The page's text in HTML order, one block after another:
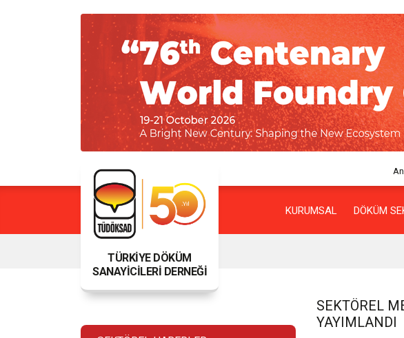
TÜRKİYE DÖKÜM
SANAYİCİLERİ DERNEĞİ
KURUMSAL DÖKÜM
SEKTÖREL
YAYIMLANDI